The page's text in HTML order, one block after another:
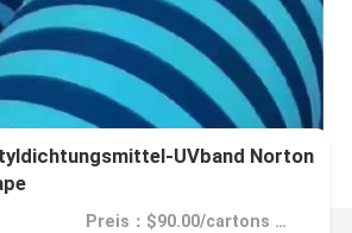
UVband Norton
Preis：$90.00/cartons 1-49 cartons